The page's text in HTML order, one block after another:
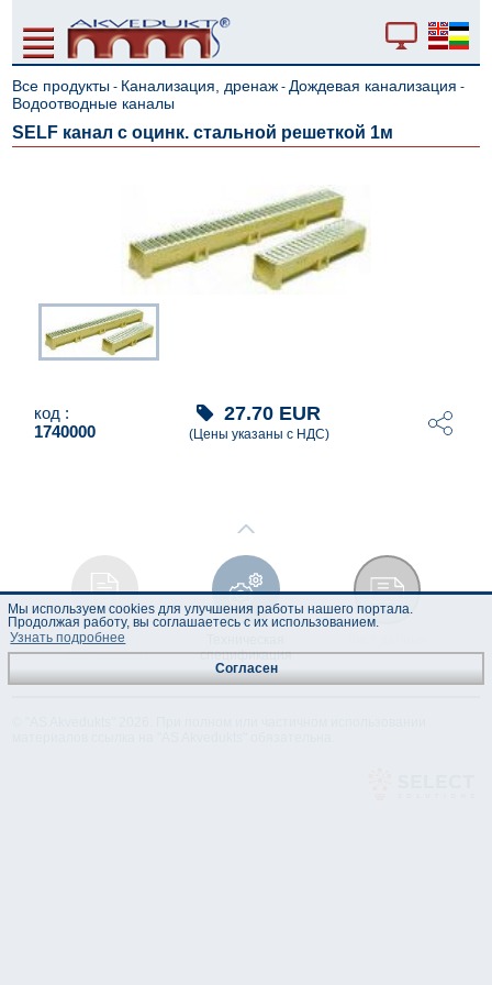
Все продукты - Канализация, дренаж -Дождевая канализация -
Водоотводные каналы
SELF канал с оцинк. стальной решeткой 1м
код :
1740000
27.70 EUR
(Цены указаны с НДС)
Инструкция по
эксплуатации
спецификация
Мы используем cookies для улучшения работы нашего портала.
Продолжая работу, вы соглашаетесь с их использованием.
Узнать подробнее
Согласен